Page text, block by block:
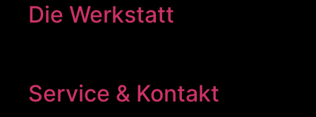
Die Werkstatt
Service & Kontakt